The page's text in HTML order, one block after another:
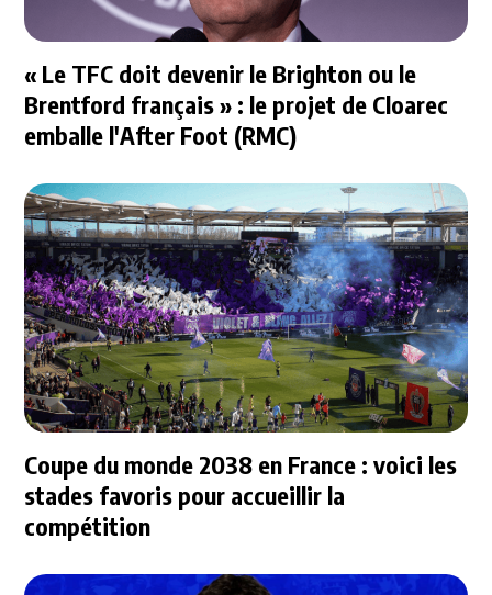
« Le TFC doit devenir le Brighton ou le
Brentford français » : le projet de Cloarec
emballe l'After Foot (RMC)
Coupe du monde 2038 en France : voici les
stades favoris pour accueillir la
compétition